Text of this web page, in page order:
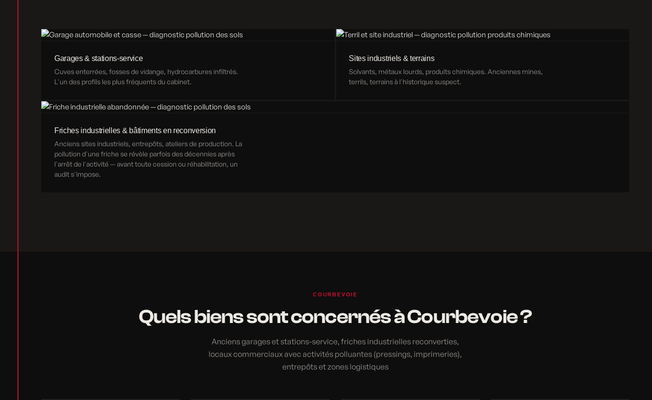
Garages & stations-service
Cuves enterrées, fosses de vidange, hydrocarbures infiltrés.
L'un des profils les plus fréquents du cabinet.
Sites industriels & terrains
Solvants, métaux lourds, produits chimiques. Anciennes mines,
terrils, terrains à l'historique suspect.
Friches industrielles & bâtiments en reconversion
Anciens sites industriels, entrepôts, ateliers de production. La
pollution d'une friche se révèle parfois des décennies après
l'arrêt de l'activité — avant toute cession ou réhabilitation, un
audit s'impose.
COURBEVOIE
Quels biens sont concernés à Courbevoie ?
Anciens garages et stations-service, friches industrielles reconverties,
locaux commerciaux avec activités polluantes (pressings, imprimeries),
entrepôts et zones logistiques